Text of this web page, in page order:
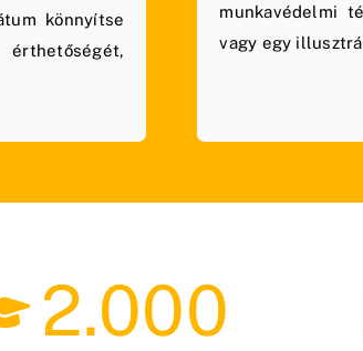
könnyítse
munkavédelmi
vagy egy
2.000